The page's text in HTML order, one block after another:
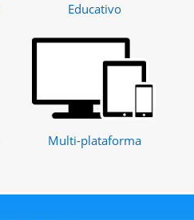
Educativo
Multi-plataforma